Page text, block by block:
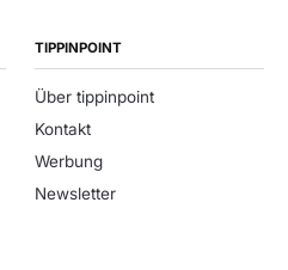
TIPPINPOINT
Über tippinpoint
Kontakt
Werbung
Newsletter